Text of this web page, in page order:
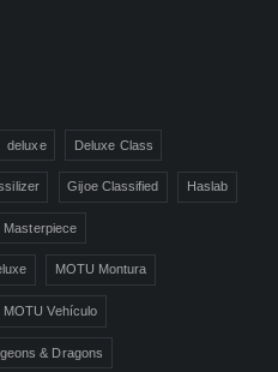
deluxe Deluxe Class
Gijoe Classified Haslab
Masterpiece
MOTU Montura
MOTU Vehículo
& Dragons